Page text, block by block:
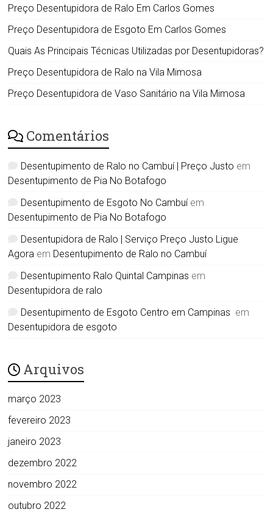
Preço Desentupidora de Ralo Em Carlos Gomes
Preço Desentupidora de Esgoto Em Carlos Gomes
Quais As Principais Técnicas Utilizadas por Desentupidoras?
Preço Desentupidora de Ralo na Vila Mimosa
Preço Desentupidora de Vaso Sanitário na Vila Mimosa
Comentários
Desentupimento de Ralo no Cambuí | Preço Justo em
Desentupimento de Pia No Botafogo
Desentupimento de Esgoto No Cambuíem
Desentupimento de Pia No Botafogo
Desentupidora de Ralo | Serviço Preço Justo Ligue
Agora em Desentupimento de Ralo no Cambuí
Desentupimento Ralo Quintal Campinas em
Desentupidora de ralo
Desentupimento de Esgoto Centro em Campinas em
Desentupidora de esgoto
Arquivos
março 2023
fevereiro 2023
janeiro 2023
dezembro 2022
novembro 2022
outubro 2022